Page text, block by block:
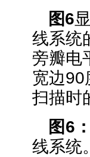
图6
线系统
旁瓣电
宽边90
扫描时
图6 ：
线系统。